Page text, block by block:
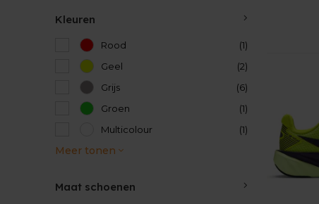
Kleuren
Rood
(1)
Geel
(2)
Grijs
(6)
Groen
(1)
Multicolour
(1)
Meer tonen
Maat schoenen